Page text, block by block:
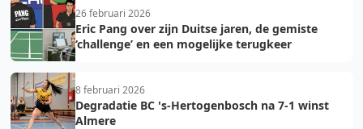
26 februari 2026
Eric Pang over zijn Duitse jaren, de gemiste
‘challenge’ en een mogelijke terugkeer
8 februari 2026
Degradatie BC 's-Hertogenbosch na 7-1 winst
Almere